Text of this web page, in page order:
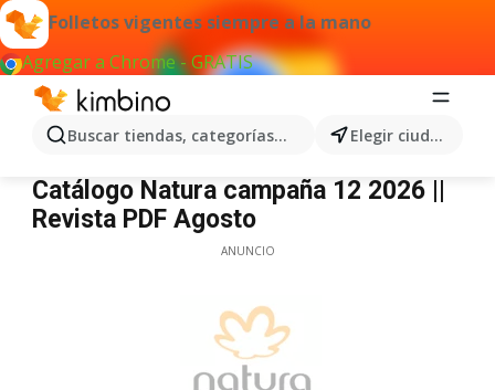
Folletos vigentes siempre a la mano
Agregar a Chrome - GRATIS
Buscar tiendas, categorías, productos... Elegir ciudad
Natura
Catálogo Natura campaña 12 2026 ||
Revista PDF Agosto
ANUNCIO